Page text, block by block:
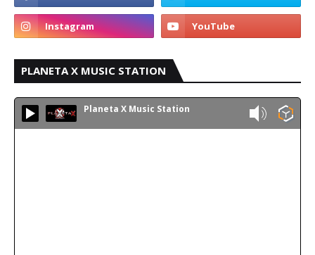
PLANETA X MUSIC STATION
Planeta X Music Station